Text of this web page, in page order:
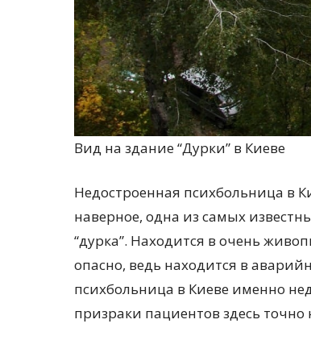
Вид на здание “Дурки” в Киеве
Недостроенная психбольница в
наверное, одна из самых
“дурка”. Находится в очень
опасно, ведь находится в
психбольница в Киеве именно
призраки пациентов здесь точно